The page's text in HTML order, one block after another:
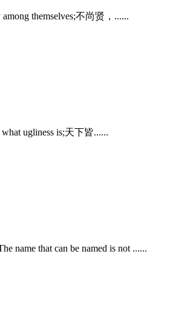
themselves;不尚贤，......
ugliness is;天下皆......
name that can be named is not ......